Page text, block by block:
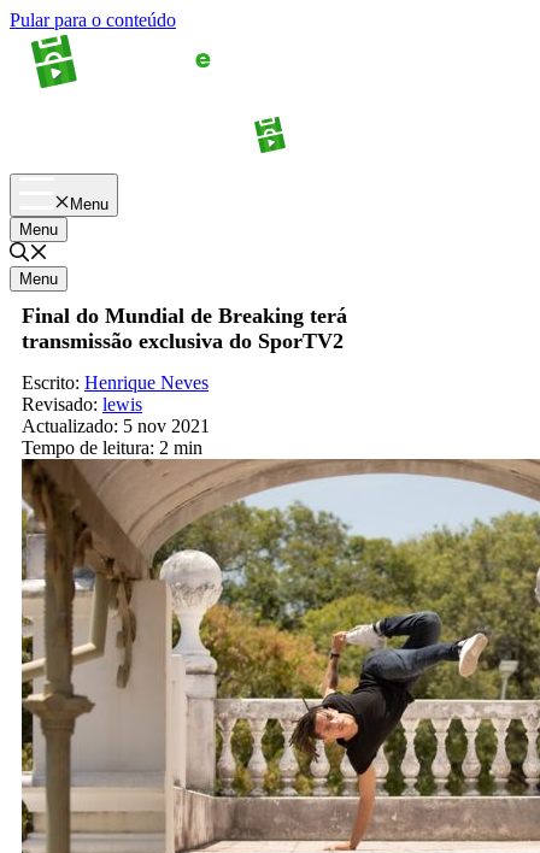
Pular para o conteúdo
Menu
Menu
Menu
Final do Mundial de Breaking terá
transmissão exclusiva do SporTV2
Escrito: Henrique Neves
Revisado: lewis
Actualizado: 5 nov 2021
Tempo de leitura: 2 min